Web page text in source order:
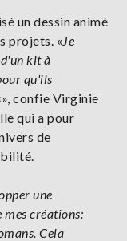
un dessin animé
projets. «Je
kit à
qu'ils
», confie Virginie
qui a pour
de
une
créations:
Cela